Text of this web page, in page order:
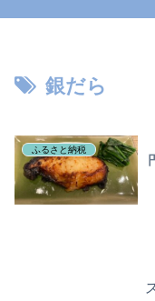
銀だら
ふるさと納税